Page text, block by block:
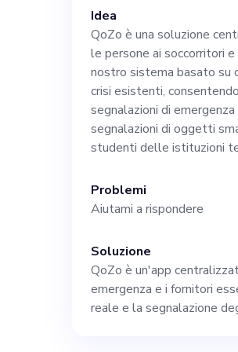
Product
nel
nostra
nostro
gruppo
Idea
QoZo è una soluzione
le persone ai soccorritori
nostro sistema basato su
crisi esistenti,
segnalazioni di
segnalazioni di oggetti
studenti delle istituzioni
Problemi
Aiutami a rispondere
Soluzione
QoZo è un'app
emergenza e i fornitori
reale e la segnalazione